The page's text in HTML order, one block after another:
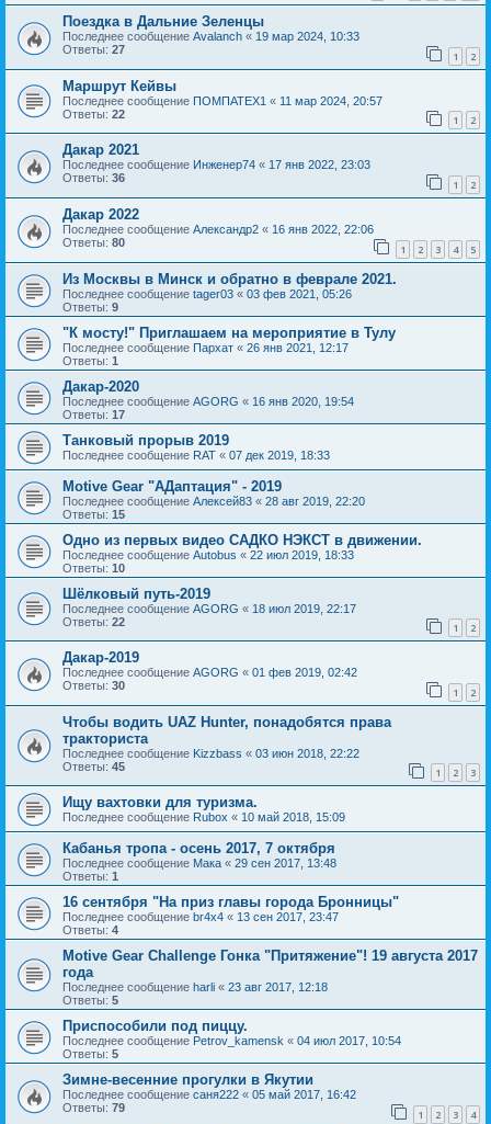
Поездка в Дальние Зеленцы
Последнее сообщение Avalanch « 19 мар 2024, 10:33
Ответы: 27 1 2
Маршрут Кейвы
Последнее сообщение ПОМПАТЕХ1 « 11 мар 2024, 20:57
Ответы: 22 1 2
Дакар 2021
Последнее сообщение Инженер74 « 17 янв 2022, 23:03
Ответы: 36 1 2
Дакар 2022
Последнее сообщение Александр2 « 16 янв 2022, 22:06
Ответы: 80 1 2 3 4 5
Из Москвы в Минск и обратно в феврале 2021.
Последнее сообщение tager03 « 03 фев 2021, 05:26
Ответы: 9
"К мосту!" Приглашаем на мероприятие в Тулу
Последнее сообщение Пархат « 26 янв 2021, 12:17
Ответы: 1
Дакар-2020
Последнее сообщение AGORG « 16 янв 2020, 19:54
Ответы: 17
Танковый прорыв 2019
Последнее сообщение RAT « 07 дек 2019, 18:33
Motive Gear "AДаптация" - 2019
Последнее сообщение Алексей83 « 28 авг 2019, 22:20
Ответы: 15
Одно из первых видео САДКО НЭКСТ в движении.
Последнее сообщение Autobus « 22 июл 2019, 18:33
Ответы: 10
Шёлковый путь-2019
Последнее сообщение AGORG « 18 июл 2019, 22:17
Ответы: 22 1 2
Дакар-2019
Последнее сообщение AGORG « 01 фев 2019, 02:42
Ответы: 30 1 2
Чтобы водить UAZ Hunter, понадобятся права
тракториста
Последнее сообщение Kizzbass « 03 июн 2018, 22:22
Ответы: 45 1 2 3
Ищу вахтовки для туризма.
Последнее сообщение Rubox « 10 май 2018, 15:09
Кабанья тропа - осень 2017, 7 октября
Последнее сообщение Мака « 29 сен 2017, 13:48
Ответы: 1
16 сентября "На приз главы города Бронницы"
Последнее сообщение br4x4 « 13 сен 2017, 23:47
Ответы: 4
Motive Gear Challenge Гонка "Притяжение"! 19 августа 2017
года
Последнее сообщение harli « 23 авг 2017, 12:18
Ответы: 5
Приспособили под пиццу.
Последнее сообщение Petrov_kamensk « 04 июл 2017, 10:54
Ответы: 5
Зимне-весенние прогулки в Якутии
Последнее сообщение саня222 « 05 май 2017, 16:42
Ответы: 79 1 2 3 4